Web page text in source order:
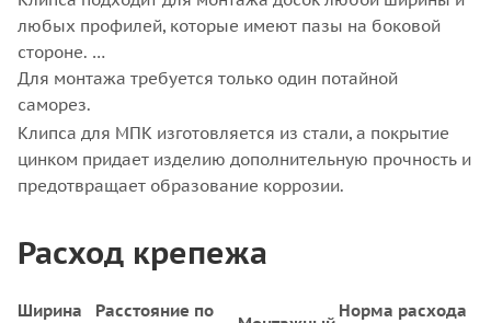
любых профилей, которые имеют пазы на боковой
стороне.
Для монтажа требуется только один потайной
саморез.
Клипса для МПК изготовляется из стали, а покрытие
цинком придает изделию дополнительную прочность и
предотвращает образование коррозии.
Расход крепежа
Ширина Расстояние по Норма расхода